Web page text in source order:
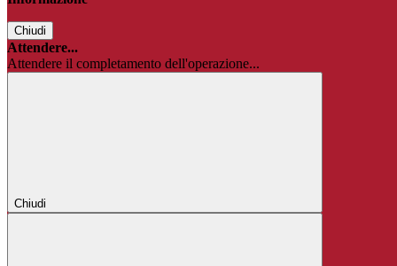
Chiudi
Attendere...
Attendere il completamento dell'operazione...
Chiudi